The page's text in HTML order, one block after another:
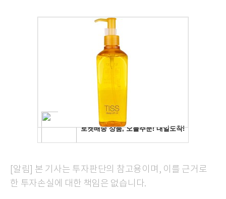
[알림] 본 기사는 투자판단의 참고용이며, 이를 근거로
한 투자손실에 대한 책임은 없습니다.